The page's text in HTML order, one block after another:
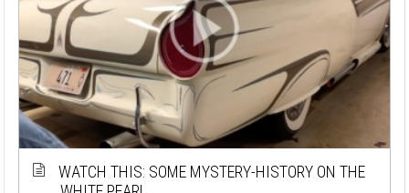
WATCH THIS: SOME MYSTERY-HISTORY ON THE